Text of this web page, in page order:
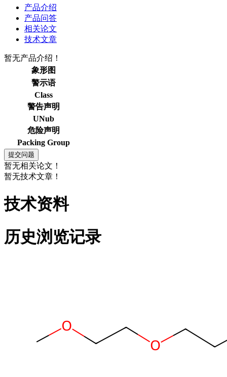
产品介绍
产品问答
相关论文
技术文章
暂无产品介绍！
象形图
警示语
Class
警告声明
UNub
危险声明
Packing Group
暂无相关论文！
暂无技术文章！
技术资料
历史浏览记录